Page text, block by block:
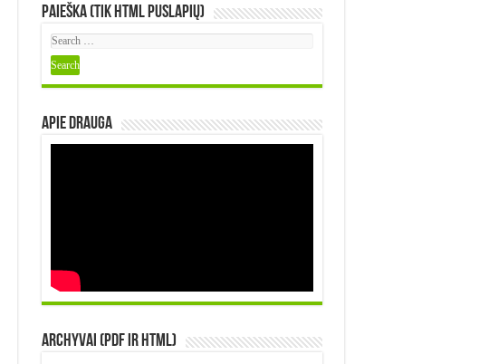
Paieška (tik HTML puslapių)
Apie DRAUGA
Archyvai (PDF ir HTML)